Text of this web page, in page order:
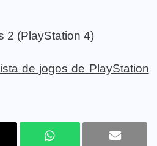
2 (PlayStation 4)
lista de jogos de PlayStation